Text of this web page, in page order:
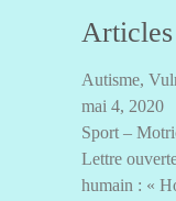
Articles
Autisme,
mai 4, 2020
Sport –
Lettre
humain : «